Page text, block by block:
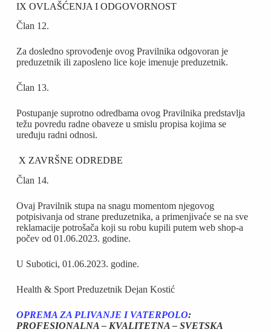
IX OVLAŠĆENJA I ODGOVORNOST
Član 12.
Za dosledno sprovođenje ovog Pravilnika odgovoran je
preduzetnik ili zaposleno lice koje imenuje preduzetnik.
Član 13.
Postupanje suprotno odredbama ovog Pravilnika predstavlja
težu povredu radne obaveze u smislu propisa kojima se
uređuju radni odnosi.
X ZAVRŠNE ODREDBE
Član 14.
Ovaj Pravilnik stupa na snagu momentom njegovog
potpisivanja od strane preduzetnika, a primenjivaće se na sve
reklamacije potrošača koji su robu kupili putem web shop-a
počev od 01.06.2023. godine.
U Subotici, 01.06.2023. godine.
Health & Sport Preduzetnik Dejan Kostić
OPREMA ZA PLIVANJE I VATERPOLO:
PROFESIONALNA – KVALITETNA – SVETSKA